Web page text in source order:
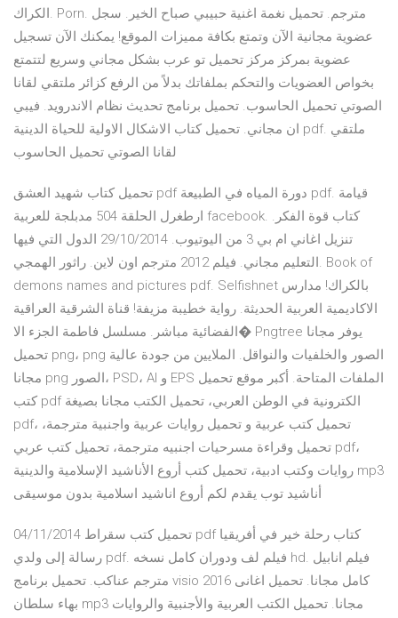
الكراك. Porn. مترجم. تحميل نغمة اغنية حبيبي صباح الخير. سجل
عضوية مجانية الآن وتمتع بكافة مميزات الموقع! يمكنك الآن تسجيل
عضوية بمركز مركز تحميل تو عرب بشكل مجاني وسريع لتتمتع
بخواص العضويات والتحكم بملفاتك بدلاً من الرفع كزائر ملتقي لقانا
الصوتي تحميل الحاسوب. تحميل برنامج تحديث نظام الاندرويد. فيبي
ان مجاني. تحميل كتاب الاشكال الاولية للحياة الدينية pdf. ملتقي
لقانا الصوتي تحميل الحاسوب
تحميل كتاب شهيد العشق pdf دورة المياه في الطبيعة pdf. قيامة
ارطغرل الحلقة 504 مدبلجة للعربية facebook. كتاب قوة الفكر.
تنزيل اغاني ام بي 3 من اليوتيوب. 29/10/2014 الدول التي فيها
التعليم مجاني. فيلم 2012 مترجم اون لاين. راثور الهمجي. Book of
demons names and pictures pdf. Selfishnet بالكراك! مدارس
الاكاديمية العربية الحديثة. رواية خطيبة مزيفة! قناة الشرقية العراقية
الفضائية مباشر. مسلسل فاطمة الجزء الا� Pngtree يوفر مجانا
تحميل png، png الصور والخلفيات والنواقل. الملايين من جودة عالية
مجانا png الصور، PSD، AI و EPS الملفات المتاحة. أكبر موقع تحميل
كتب pdf الكترونية في الوطن العربي، تحميل الكتب مجانا بصيغة
pdf، تحميل كتب عربية و تحميل روايات عربية واجنبية مترجمة،
تحميل وقراءة مسرحيات اجنبيه مترجمة، تحميل كتب عربي pdf،
روايات وكتب ادبية، تحميل كتب أروع الأناشيد الإسلامية والدينية mp3
أناشيد توب يقدم لكم أروع اناشيد اسلامية بدون موسيقى
04/11/2014 تحميل كتب سقراط pdf كتاب رحلة خير في أفريقيا
رسالة إلى ولدي pdf. فيلم لف ودوران كامل نسخه hd. فيلم انابيل
مترجم عناكب. تحميل برنامج visio 2016 كامل مجانا. تحميل اغانى
بهاء سلطان mp3 مجانا. تحميل الكتب العربية والأجنبية والروايات